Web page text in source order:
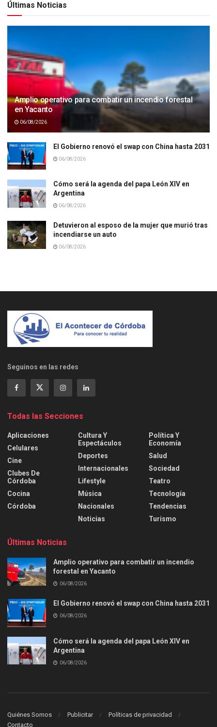
Últimas Noticias
Amplio operativo para combatir un incendio forestal
en Yacanto
06/08/2026
El Gobierno renovó el swap con China hasta 2031
06/08/2026
Cómo será la agenda del papa León XIV en
Argentina
06/08/2026
Detuvieron al esposo de la mujer que murió tras
incendiarse un auto
06/08/2026
Seguinos en las redes
Todas las Secciones
Aplicaciones
Celulares
Cine
Clubes De
Córdoba
Cocina
Córdoba
Cultura Y
Espectáculos
Deportes
Internacionales
Lifestyle
Música
Nacionales
Noticias
Política Y
Economía
Salud
Sociedad
Teatro
Tecnología
Tendencias
Turismo
Últimas Noticias
Amplio operativo para combatir un incendio
forestal en Yacanto
06/08/2026
El Gobierno renovó el swap con China hasta 2031
06/08/2026
Cómo será la agenda del papa León XIV en
Argentina
06/08/2026
Quiénes Somos Publicitar
Políticas de privacidad
Contacto